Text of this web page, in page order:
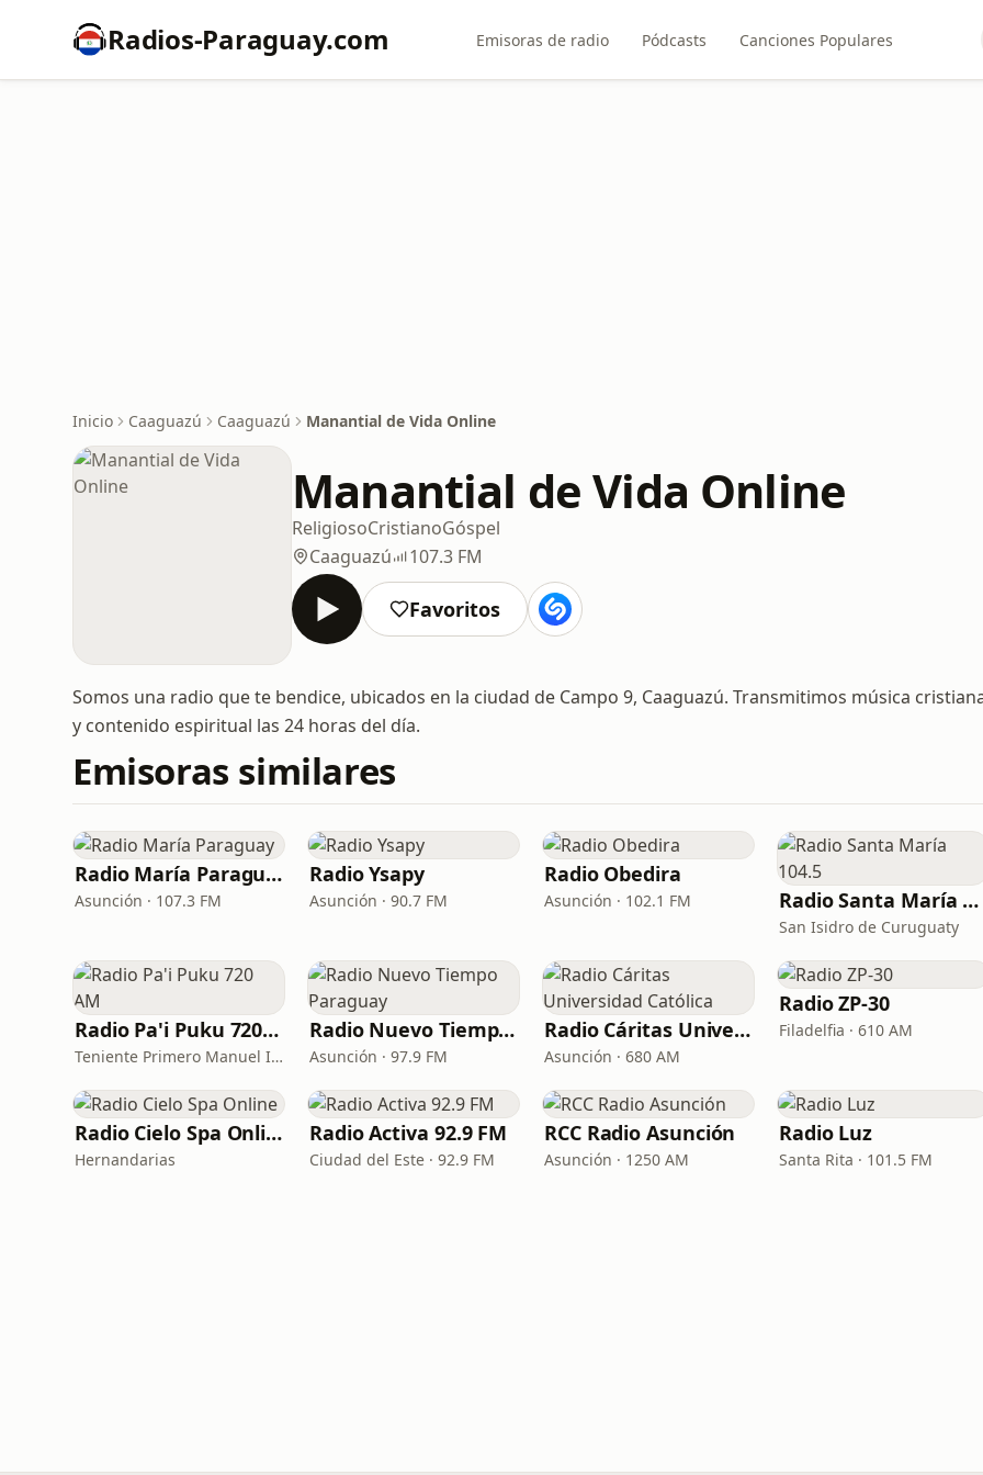
Radios-Paraguay.com Emisoras de radio Pódcasts Canciones Populares
Inicio Caaguazú Caaguazú Manantial de Vida Online
Manantial de Vida Online
ReligiosoCristianoGóspel
Caaguazú
107.3 FM
Favoritos
Somos una radio que te bendice, ubicados en la ciudad de Campo 9, Caaguazú. Transmitimos música
y contenido espiritual las 24 horas del día.
Emisoras similares
Radio María Paraguay
Asunción · 107.3 FM
Radio Ysapy
Asunción · 90.7 FM
Radio Obedira
Asunción · 102.1 FM Radio Santa María 104.5
San Isidro de Curuguaty
Radio Pa'i Puku 720 AM
Teniente Primero Manuel Irala Fernández · 720 AM
Radio Nuevo Tiempo Paraguay
Asunción · 97.9 FM
Radio Cáritas Universidad Católica
Asunción · 680 AM
Radio ZP-30
Filadelfia · 610 AM
Radio Cielo Spa Online
Hernandarias
Radio Activa 92.9 FM
Ciudad del Este · 92.9 FM
RCC Radio Asunción
Asunción · 1250 AM
Radio Luz
Santa Rita · 101.5 FM